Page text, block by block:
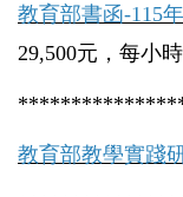
教育部書函-115
29,500元，每小
教育部教學實踐